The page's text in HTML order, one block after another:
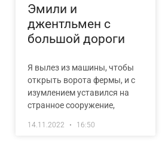
Эмили и
джентльмен с
большой дороги
Я вылез из машины, чтобы
открыть ворота фермы, и с
изумлением уставился на
странное сооружение,
14.11.2022 16:50